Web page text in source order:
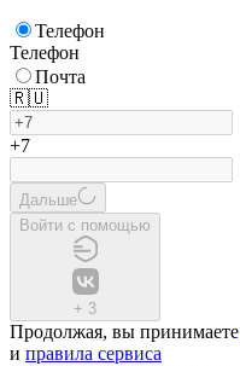
Телефон
Телефон
Почта
🇷🇺
+7
Дальше
Войти с помощью
+ 3
Продолжая, вы принимаете
и правила сервиса